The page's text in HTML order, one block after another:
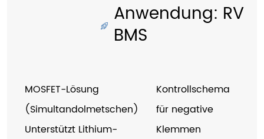
Anwendung: RV
BMS
MOSFET-Lösung
(Simultandolmetschen)
Unterstützt Lithium-
Kontrollschema
für negative
Klemmen